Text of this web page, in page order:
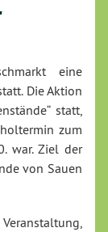
eine
Die Aktion
statt,
zum
war. Ziel der
von Sauen